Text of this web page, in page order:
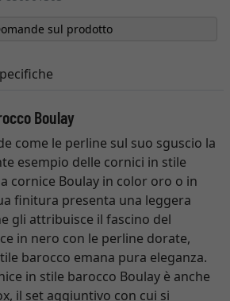
sul prodotto
Boulay
come le perline sul suo sguscio la
esempio delle cornici in stile
cornice Boulay in color oro o in
finitura presenta una leggera
gli attribuisce il fascino del
in nero con le perline dorate,
barocco emana pura eleganza.
in stile barocco Boulay è anche
il set aggiuntivo con cui si